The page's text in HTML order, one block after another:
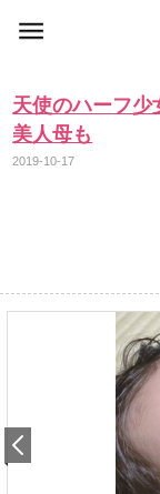
天使のハーフ少
美人母も
2019-10-17